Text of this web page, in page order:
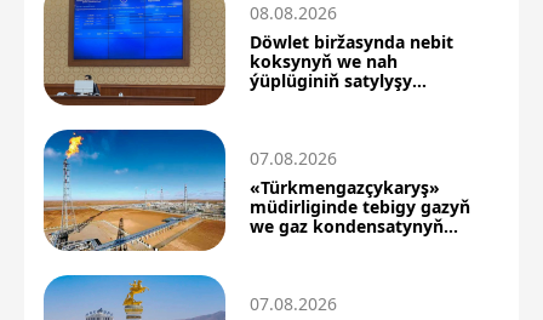
08.08.2026
Döwlet biržasynda nebit
koksynyň we nah
ýüplüginiň satylyşy
07.08.2026
«Türkmengazçykaryş»
müdirliginde tebigy gazyň
we gaz kondensatynyň
07.08.2026